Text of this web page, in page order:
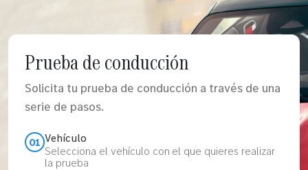
Prueba de conducción
Solicita tu prueba de conducción a través de una
serie de pasos.
01 Vehículo
Selecciona el vehículo con el que quieres realizar
la prueba